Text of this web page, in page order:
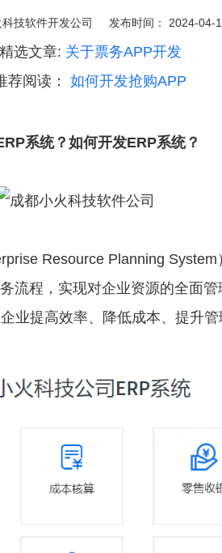
技软件开发公司 发布时间： 2024-04-
精选文章: 关于票务APP开发
荐阅读： 如何开发抢购APP
系统？如何开发ERP系统？
Resource Planning
流程，实现对企业资源的全面
业提高效率、降低成本、提升管